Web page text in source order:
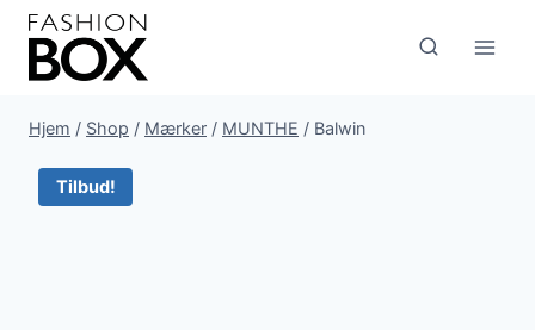
Fortsæt
indhold
Hjem / Shop / Mærker / MUNTHE / Balwin
Tilbud!